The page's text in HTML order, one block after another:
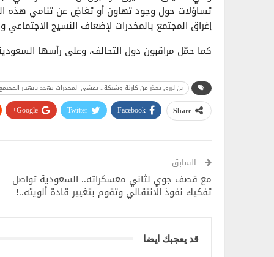
تساؤلات حول وجود تهاون أو تغاضٍ عن تنامي هذه
إغراق المجتمع بالمخدرات لإضعاف النسيج الاجتماعي
كما حمّل مراقبون دول التحالف، وعلى رأسها
المنافذ البحرية والجوية والبرية في المناطق
الرقابة والإجراءات الأمنية.
تحليل:
فالمخدرات لم تعد مجرد ظاهرة جنائية محدودة، بل
مزيد من العنف والتفكك الأسري والانهيار الأخلاقي.
بن لزرق يحذر من كارثة وشيكة.. تفشي المخدرات يهدد بانهيار
Share
Facebook
Twitter
Google+
السابق
مع قصف جوي لثاني معسكراته.. السعودية تواصل
تفكيك نفوذ الانتقالي وتقوم بتغيير قادة ألويته..!
قد يعجبك ايضا